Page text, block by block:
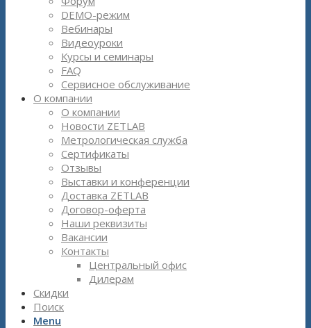
DEMO-режим
Вебинары
Видеоуроки
Курсы и семинары
FAQ
Сервисное обслуживание
О компании
О компании
Новости ZETLAB
Метрологическая служба
Сертификаты
Отзывы
Выставки и конференции
Доставка ZETLAB
Договор-оферта
Наши реквизиты
Вакансии
Контакты
Центральный офис
Дилерам
Скидки
Поиск
Menu